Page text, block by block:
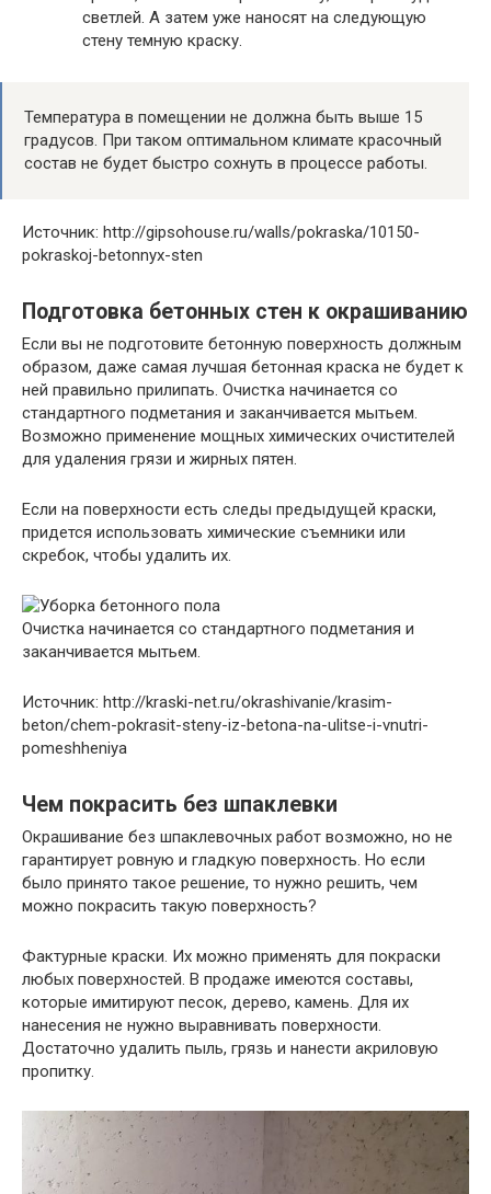
светлей. А затем уже наносят на следующую
стену темную краску.
Температура в помещении не должна быть выше 15
градусов. При таком оптимальном климате красочный
состав не будет быстро сохнуть в процессе работы.
Источник: http://gipsohouse.ru/walls/pokraska/10150-
pokraskoj-betonnyx-sten
Подготовка бетонных стен к окрашиванию
Если вы не подготовите бетонную поверхность должным
образом, даже самая лучшая бетонная краска не будет к
ней правильно прилипать. Очистка начинается со
стандартного подметания и заканчивается мытьем.
Возможно применение мощных химических очистителей
для удаления грязи и жирных пятен.
Если на поверхности есть следы предыдущей краски,
придется использовать химические съемники или
скребок, чтобы удалить их.
Очистка начинается со стандартного подметания и
заканчивается мытьем.
Источник: http://kraski-net.ru/okrashivanie/krasim-
beton/chem-pokrasit-steny-iz-betona-na-ulitse-i-vnutri-
pomeshheniya
Чем покрасить без шпаклевки
Окрашивание без шпаклевочных работ возможно, но не
гарантирует ровную и гладкую поверхность. Но если
было принято такое решение, то нужно решить, чем
можно покрасить такую поверхность?
Фактурные краски. Их можно применять для покраски
любых поверхностей. В продаже имеются составы,
которые имитируют песок, дерево, камень. Для их
нанесения не нужно выравнивать поверхности.
Достаточно удалить пыль, грязь и нанести акриловую
пропитку.